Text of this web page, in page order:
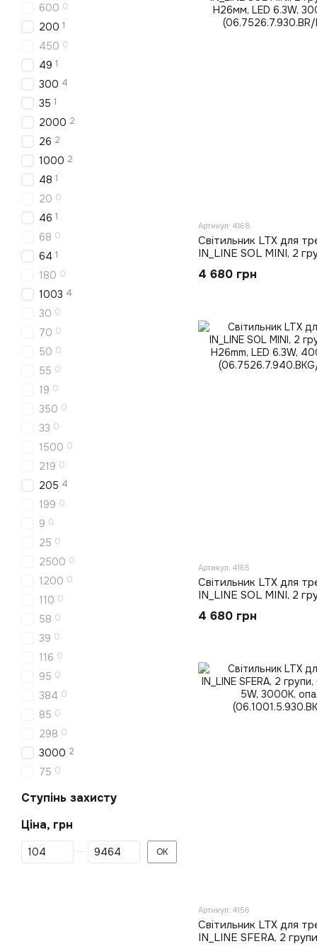
Артикул: 4168
Світильник LTX для
IN_LINE SOL MINI, 2
(06.7526.7.930.BR/
4 680 грн
Артикул: 4165
Світильник LTX для
IN_LINE SOL MINI, 2
H26mm, LED 6.3W,
(06.7526.7.940.BKG/
4 680 грн
Артикул: 4156
Світильник LTX для
IN_LINE SFERA, 2
600 0
200 1
450 0
49 1
300 4
35 1
2000 2
26 2
1000 2
48 1
20 0
46 1
68 0
64 1
180 0
1003 4
30 0
70 0
50 0
55 0
19 0
350 0
33 0
1500 0
219 0
205 4
199 0
9 0
25 0
2500 0
1200 0
110 0
58 0
39 0
116 0
95 0
384 0
85 0
298 0
3000 2
75 0
Ступінь захисту
Ціна, грн
Від Ціна, грн
До Ціна, грн ОК